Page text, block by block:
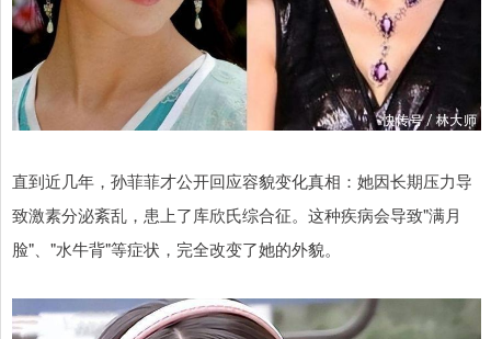
直到近几年，孙菲菲才公开回应容貌变化真相：她因长期压力导
致激素分泌紊乱，患上了库欣氏综合征。这种疾病会导致"满月
脸"、"水牛背"等症状，完全改变了她的外貌。